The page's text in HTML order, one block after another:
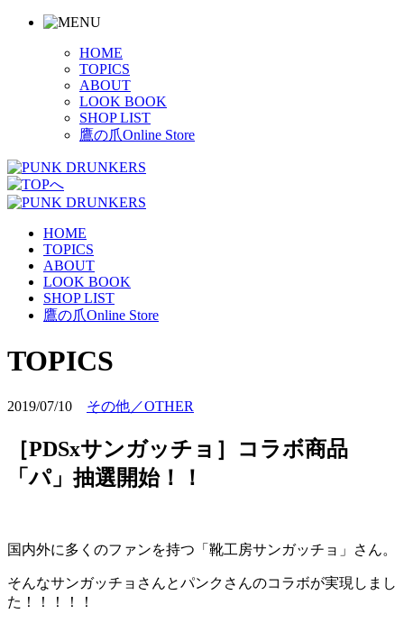
HOME
TOPICS
ABOUT
LOOK BOOK
SHOP LIST
鷹の爪Online Store
HOME
TOPICS
ABOUT
LOOK BOOK
SHOP LIST
鷹の爪Online Store
TOPICS
2019/07/10 その他／OTHER
［PDSxサンガッチョ］コラボ商品
「パ」抽選開始！！
国内外に多くのファンを持つ「靴工房サンガッチョ」さん。
そんなサンガッチョさんとパンクさんのコラボが実現しまし
た！！！！！